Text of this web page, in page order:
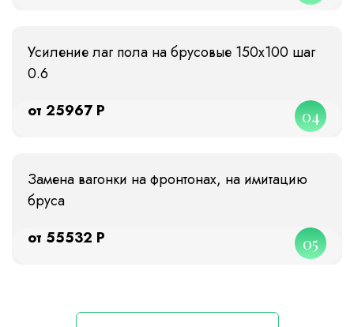
Усиление лаг пола на брусовые 150х100 шаг
0.6
от 25967 Р
04
Замена вагонки на фронтонах, на имитацию
бруса
от 55532 Р
05